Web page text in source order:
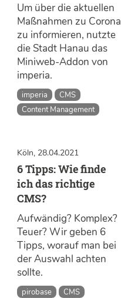
Um über die aktuellen
Maßnahmen zu Corona
zu informieren, nutzte
die Stadt Hanau das
Miniweb-Addon von
imperia.
imperia
CMS
Content Management
Köln, 28.04.2021
6 Tipps: Wie finde
ich das richtige
CMS?
Aufwändig? Komplex?
Teuer? Wir geben 6
Tipps, worauf man bei
der Auswahl achten
sollte.
pirobase
CMS